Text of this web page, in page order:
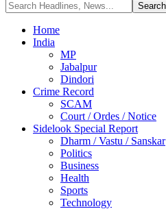
Home
India
MP
Jabalpur
Dindori
Crime Record
SCAM
Court / Ordes / Notice
Sidelook Special Report
Dharm / Vastu / Sanskar
Politics
Business
Health
Sports
Technology